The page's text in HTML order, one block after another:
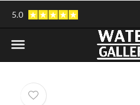
5.0